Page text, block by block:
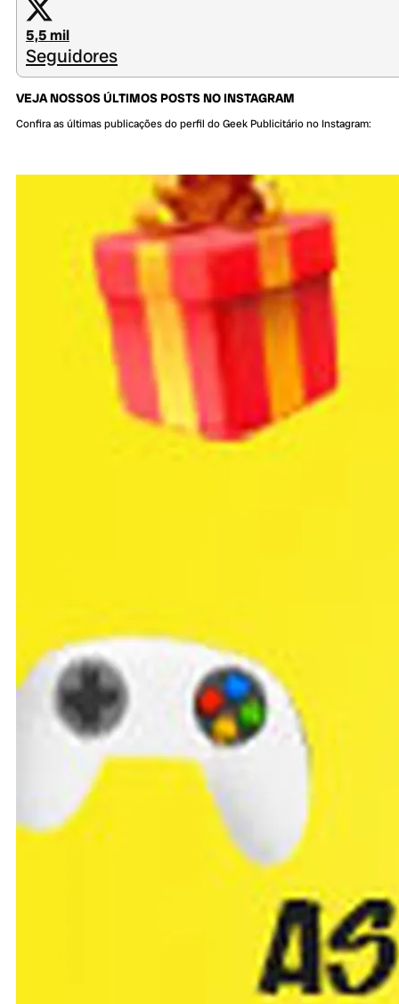
5,5 mil
Seguidores
VEJA NOSSOS ÚLTIMOS POSTS NO INSTAGRAM
Confira as últimas publicações do perfil do Geek Publicitário no Instagram: